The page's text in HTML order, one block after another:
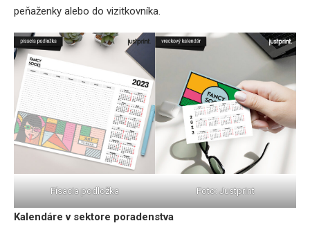
peňaženky alebo do vizitkovníka.
Písacia podložka Foto: Justprint
Kalendáre v sektore poradenstva